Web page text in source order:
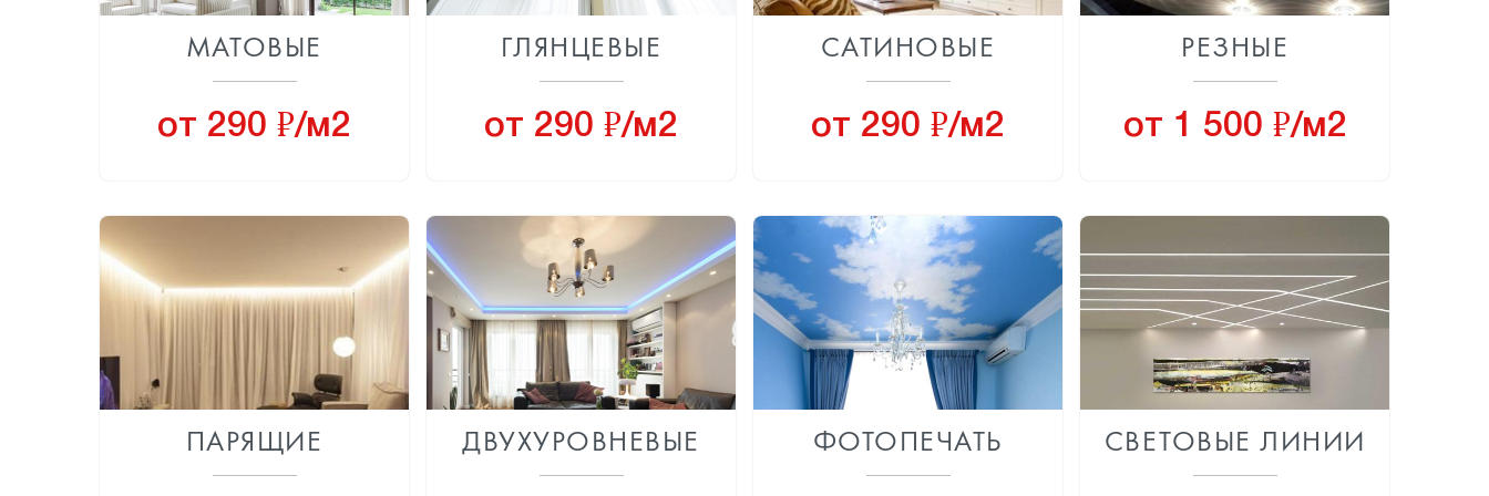
МАТОВЫЕ
от 290 8/м2
ГЛЯНЦЕВЫЕ
от 290 8/м2
САТИНОВЫЕ
от 290 8/м2
РЕЗНЫЕ
от 1 500 8/м2
ПАРЯЩИЕ ДВУХУРОВНЕВЫЕ ФОТОПЕЧАТЬ СВЕТОВЫЕ ЛИНИИ